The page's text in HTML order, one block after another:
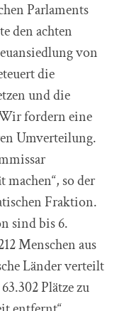
Parlaments
den achten
von
die
und die
fordern eine
Umverteilung.
so der
Fraktion.
sind bis 6.
Menschen aus
Länder verteilt
Plätze zu